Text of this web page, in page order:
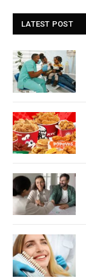
LATEST POST